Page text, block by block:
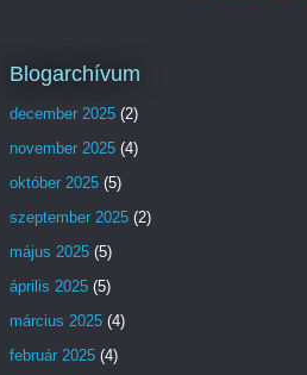
Blogarchívum
december 2025 (2)
november 2025 (4)
október 2025 (5)
szeptember 2025 (2)
május 2025 (5)
április 2025 (5)
március 2025 (4)
február 2025 (4)